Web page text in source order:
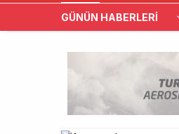
GÜNÜN HABERLERI